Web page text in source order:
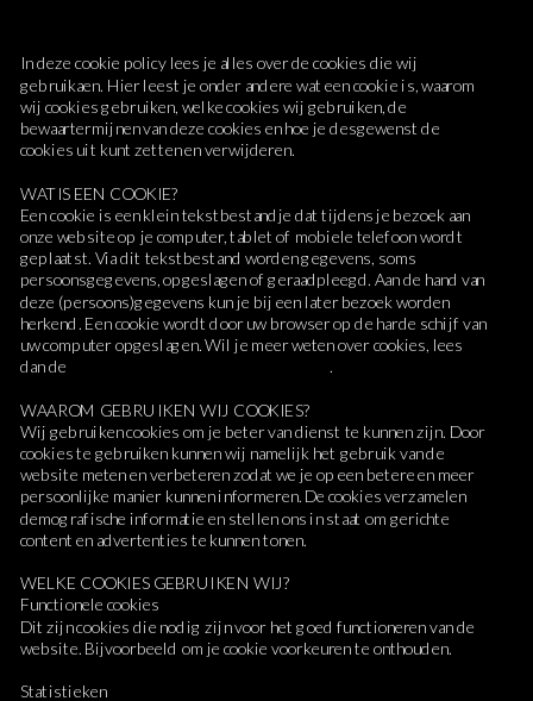
In deze cookie policy lees je alles over de cookies die wij
gebruikaen. Hier leest je onder andere wat een cookie is, waarom
wij cookies gebruiken, welke cookies wij gebruiken, de
bewaartermijnen van deze cookies en hoe je desgewenst de
cookies uit kunt zetten en verwijderen.
WAT IS EEN COOKIE?
Een cookie is een klein tekstbestandje dat tijdens je bezoek aan
onze website op je computer, tablet of mobiele telefoon wordt
geplaatst. Via dit tekstbestand worden gegevens, soms
persoonsgegevens, opgeslagen of geraadpleegd. Aan de hand van
deze (persoons)gegevens kun je bij een later bezoek worden
herkend. Een cookie wordt door uw browser op de harde schijf van
uw computer opgeslagen. Wil je meer weten over cookies, lees
dan de
.
WAAROM GEBRUIKEN WIJ COOKIES?
Wij gebruiken cookies om je beter van dienst te kunnen zijn. Door
cookies te gebruiken kunnen wij namelijk het gebruik van de
website meten en verbeteren zodat we je op een betere en meer
persoonlijke manier kunnen informeren. De cookies verzamelen
demografische informatie en stellen ons in staat om gerichte
content en advertenties te kunnen tonen.
WELKE COOKIES GEBRUIKEN WIJ?
Functionele cookies
Dit zijn cookies die nodig zijn voor het goed functioneren van de
website. Bijvoorbeeld om je cookie voorkeuren te onthouden.
Statistieken